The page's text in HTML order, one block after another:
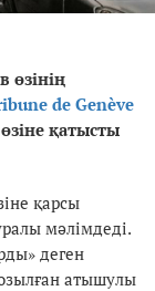
өзінің
de Genève
қатысты
қарсы
мәлімдеді.
деген
атышулы